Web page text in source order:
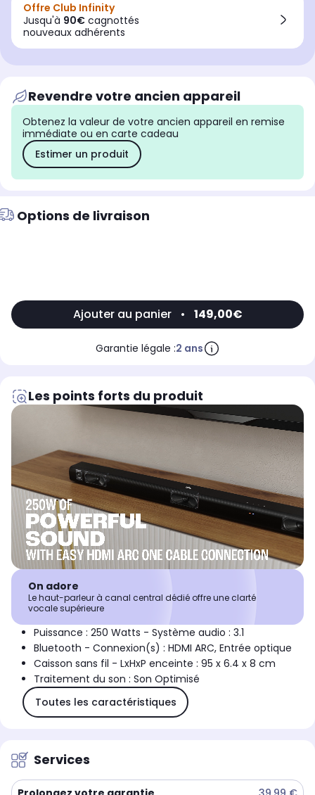
Offre Club Infinity
Jusqu'à 90€ cagnottés
nouveaux adhérents
Revendre votre ancien appareil
Obtenez la valeur de votre ancien appareil en remise
immédiate ou en carte cadeau
Estimer un produit
Options de livraison
Ajouter au panier • 149,00€
Garantie légale :2 ans
Les points forts du produit
On adore
Le haut-parleur à canal central dédié offre une clarté
vocale supérieure
Puissance : 250 Watts - Système audio : 3.1
Bluetooth - Connexion(s) : HDMI ARC, Entrée optique
Caisson sans fil - LxHxP enceinte : 95 x 6.4 x 8 cm
Traitement du son : Son Optimisé
Toutes les caractéristiques
Services